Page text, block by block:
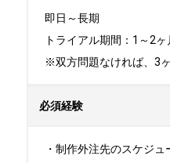
即日～長期
トライアル期間：1～2ヶ
※双方問題なければ、3
必須経験
・制作外注先のスケジ